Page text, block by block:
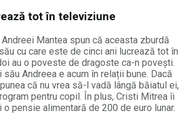
tot în televiziune
Mantea spun că aceasta zburdă
cu care este de cinci ani lucrează tot în
au o poveste de dragoste ca-n povești.
Andreea e acum în relații bune. Dacă
că nu vrea să-l vadă lângă băiatul ei,
pentru copil. În plus, Cristi Mitrea îi
pensie alimentară de 200 de euro lunar.